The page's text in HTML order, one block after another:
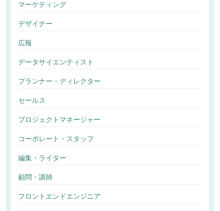
マーケティング
デザイナー
広報
データサイエンティスト
プランナー・ディレクター
セールス
プロジェクトマネージャー
コーポレート・スタッフ
編集・ライター
顧問・講師
フロントエンドエンジニア